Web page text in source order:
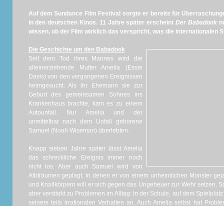
Auf dem Sundance Film Festival sorgte er bereits für
in den deutschen Kinos. 11 Jahre spätererscheint Der Babadook
wissen, ob der Film wirklich das verspricht, was die internationalen
Die Geschichte um den Babadook
Seit dem Tod ihres Mannes wird die
alleinerziehende Mutter Amelia (Essie
Davis) von den vergangenen Ereignissen
heimgesucht: Als ihr Ehemann sie zur
Geburt des gemeinsamen Sohnes ins
Krankenhaus brachte, kam es zu einem
Autounfall. Nur Amelia und der
unmittelbar nach dem Unfall geborene
Samuel (Noah Wiseman) überlebten.
Knapp sieben Jahre später lässt Amelia
das schreckliche Ereignis immer noch
nicht los. Aber auch Samuel wird von
Albträumen geplagt, in denen er von einem unheimlichen Monster
und Knallkörpern will er sich gegen das Ungeheuer zur Wehr setzen.
aber verstärkt zu Problemen im Alltag: In der Schule, auf dem
seinem teils irrationalen Verhalten an. Auch Amelia selbst hat